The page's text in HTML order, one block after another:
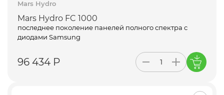
Mars Hydro
Mars Hydro FC 1000
последнее поколение панелей полного спектра с
диодами Samsung
96 434 Р